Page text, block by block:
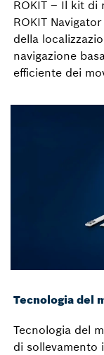
ROKIT – Il kit di
ROKIT
della
navigazione
efficiente dei
Tecnologia del
Tecnologia del
di sollevamento